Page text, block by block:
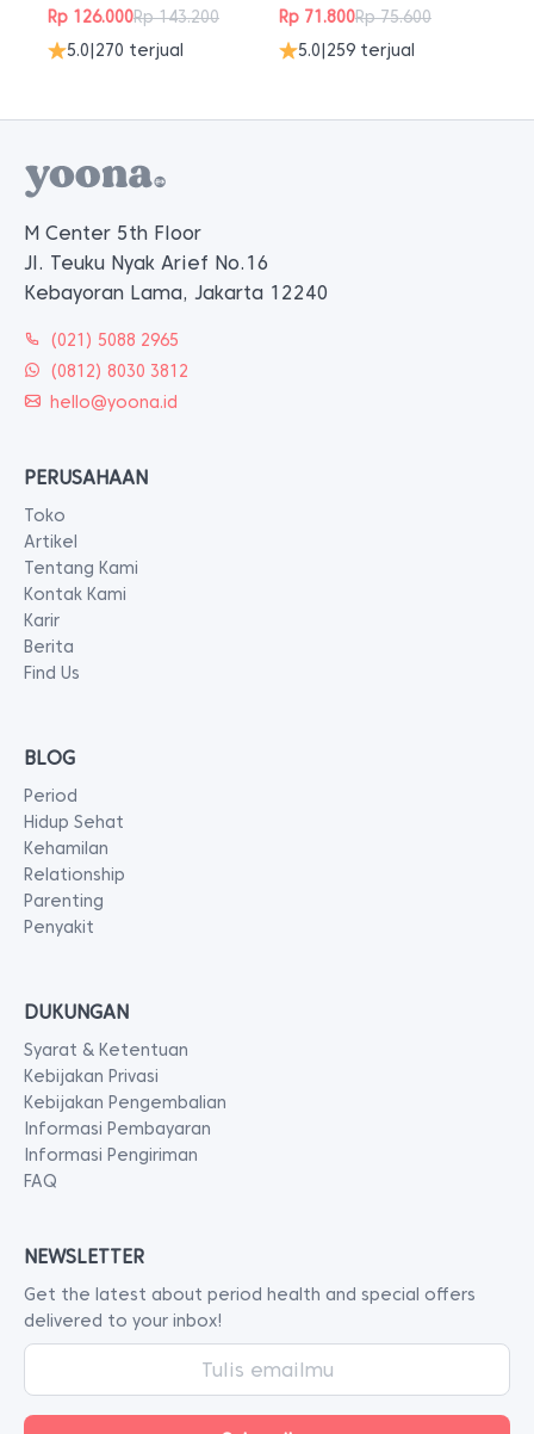
Rp143.200
Harga
aslinya
Rp 126.000
Harga
saat
Rp 126.000.
5.0 270 terjual
Rp75.600
Harga
aslinya
Rp 71.800
Harga
saat
Rp 71.800.
5.0 259 terjual
M Center 5th Floor
Jl. Teuku Nyak Arief No.16
Kebayoran Lama, Jakarta 12240
(021) 5088 2965
(0812) 8030 3812
hello@yoona.id
PERUSAHAAN
Toko
Artikel
Tentang Kami
Kontak Kami
Karir
Berita
Find Us
BLOG
Period
Hidup Sehat
Kehamilan
Relationship
Parenting
Penyakit
DUKUNGAN
Syarat & Ketentuan
Kebijakan Privasi
Kebijakan Pengembalian
Informasi Pembayaran
Informasi Pengiriman
FAQ
NEWSLETTER
Get the latest about period health and special offers
delivered to your inbox!